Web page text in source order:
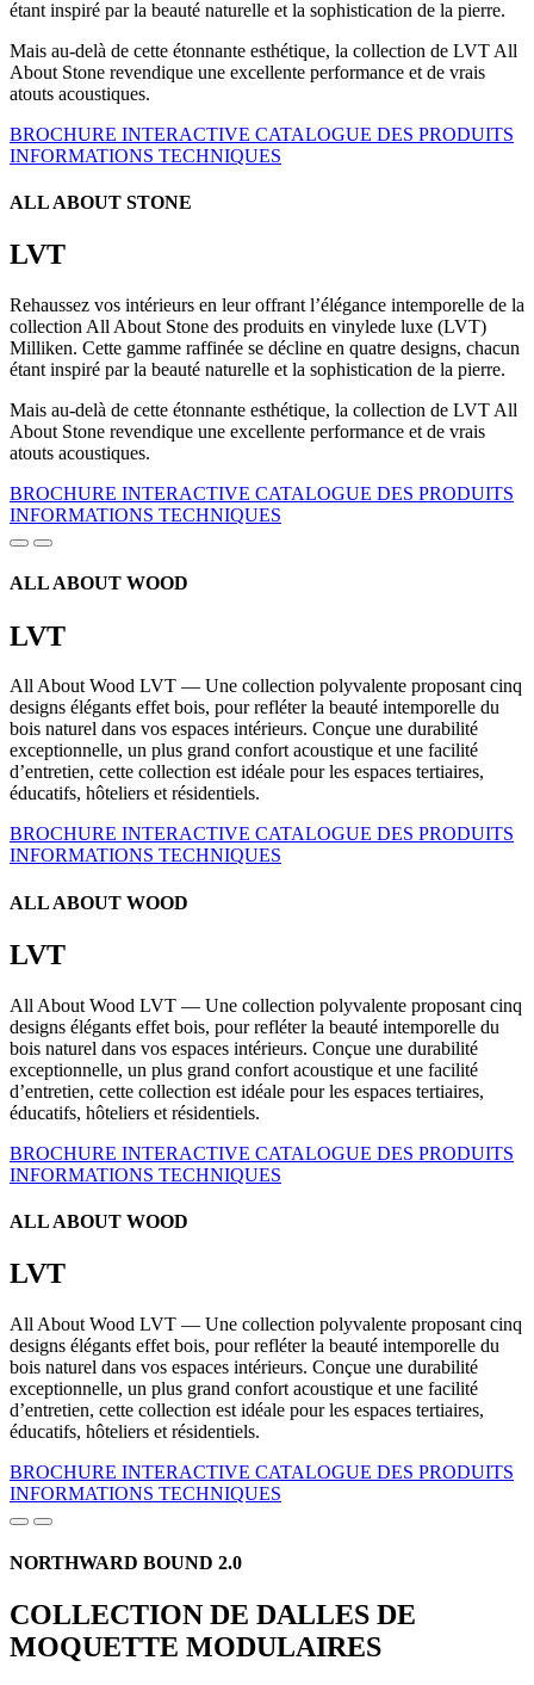
étant inspiré par la beauté naturelle et la sophistication de la pierre.
Mais au-delà de cette étonnante esthétique, la collection de LVT All
About Stone revendique une excellente performance et de vrais
atouts acoustiques.
BROCHURE INTERACTIVE CATALOGUE DES PRODUITS
INFORMATIONS TECHNIQUES
ALL ABOUT STONE
LVT
Rehaussez vos intérieurs en leur offrant l’élégance intemporelle de la
collection All About Stone des produits en vinylede luxe (LVT)
Milliken. Cette gamme raffinée se décline en quatre designs, chacun
étant inspiré par la beauté naturelle et la sophistication de la pierre.
Mais au-delà de cette étonnante esthétique, la collection de LVT All
About Stone revendique une excellente performance et de vrais
atouts acoustiques.
BROCHURE INTERACTIVE CATALOGUE DES PRODUITS
INFORMATIONS TECHNIQUES
ALL ABOUT WOOD
LVT
All About Wood LVT — Une collection polyvalente proposant cinq
designs élégants effet bois, pour refléter la beauté intemporelle du
bois naturel dans vos espaces intérieurs. Conçue une durabilité
exceptionnelle, un plus grand confort acoustique et une facilité
d’entretien, cette collection est idéale pour les espaces tertiaires,
éducatifs, hôteliers et résidentiels.
BROCHURE INTERACTIVE CATALOGUE DES PRODUITS
INFORMATIONS TECHNIQUES
ALL ABOUT WOOD
LVT
All About Wood LVT — Une collection polyvalente proposant cinq
designs élégants effet bois, pour refléter la beauté intemporelle du
bois naturel dans vos espaces intérieurs. Conçue une durabilité
exceptionnelle, un plus grand confort acoustique et une facilité
d’entretien, cette collection est idéale pour les espaces tertiaires,
éducatifs, hôteliers et résidentiels.
BROCHURE INTERACTIVE CATALOGUE DES PRODUITS
INFORMATIONS TECHNIQUES
ALL ABOUT WOOD
LVT
All About Wood LVT — Une collection polyvalente proposant cinq
designs élégants effet bois, pour refléter la beauté intemporelle du
bois naturel dans vos espaces intérieurs. Conçue une durabilité
exceptionnelle, un plus grand confort acoustique et une facilité
d’entretien, cette collection est idéale pour les espaces tertiaires,
éducatifs, hôteliers et résidentiels.
BROCHURE INTERACTIVE CATALOGUE DES PRODUITS
INFORMATIONS TECHNIQUES
NORTHWARD BOUND 2.0
COLLECTION DE DALLES DE
MOQUETTE MODULAIRES